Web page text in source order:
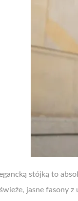
stójką to
jasne fasony